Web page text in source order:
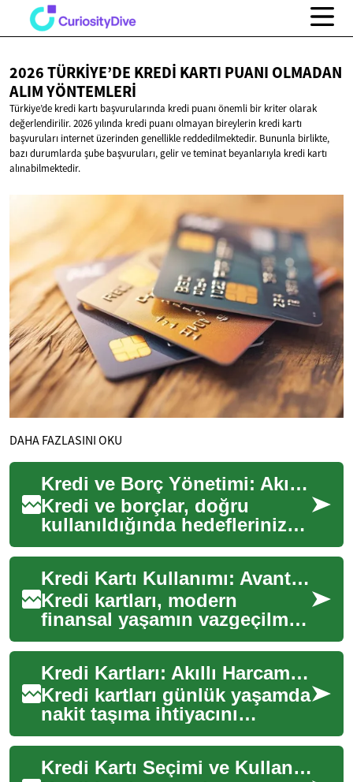
2026 TÜRKIYE’DE KREDI KARTI PUANI OLMADAN
ALIM YÖNTEMLERI
Türkiye’de kredi kartı başvurularında kredi puanı önemli bir kriter olarak
değerlendirilir. 2026 yılında kredi puanı olmayan bireylerin kredi kartı
başvuruları internet üzerinden genellikle reddedilmektedir. Bununla birlikte,
bazı durumlarda şube başvuruları, gelir ve teminat beyanlarıyla kredi kartı
alınabilmektedir.
DAHA FAZLASINI OKU
Kredi ve Borç Yönetimi: Akıllı Stratejilerle Finansal Özgürlük
Kredi ve borçlar, doğru
kullanıldığında hedeflerinize
ulaşmanızda güçlü bir araç
olabilir. Bu makalede kredi
başvurus...
Kredi Kartı Kullanımı: Avantajlar, Riskler ve Akıllı Tercihler
Kredi kartları, modern
finansal yaşamın vazgeçilmez
bir parçası haline gelmiştir.
Nakit taşıma gereksinimini
ortadan ...
Kredi Kartları: Akıllı Harcama ve Borç Yönetimi Rehberi
Kredi kartları günlük yaşamda
nakit taşıma ihtiyacını
azaltan, online alışveriş ve
acil harcamalarda kolaylık
sağlaya...
Kredi Kartı Seçimi ve Kullanımı: Kapsamlı Rehber